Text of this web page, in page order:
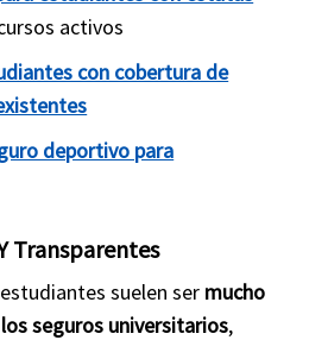
activos
con cobertura de
deportivo para
Transparentes
suelen ser mucho
seguros universitarios,